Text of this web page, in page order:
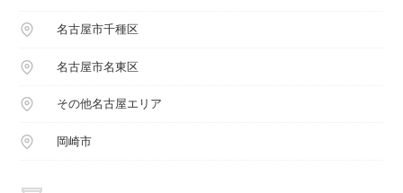
名古屋市千種区
名古屋市名東区
その他名古屋エリア
岡崎市